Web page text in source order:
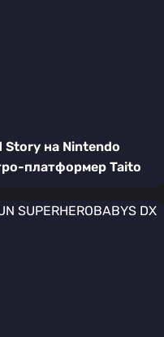
Story на Nintendo
платформер Taito